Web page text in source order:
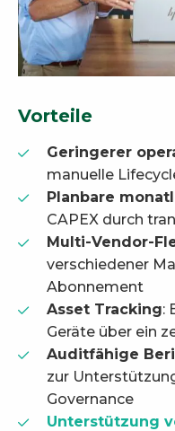
Vorteile
Geringerer
manuelle
Planbare
CAPEX durch
Multi-Vendor-
verschiedener
Abonnement
Asset Tracking:
Geräte über ein
Auditfähige
zur
Governance
Unterstützung